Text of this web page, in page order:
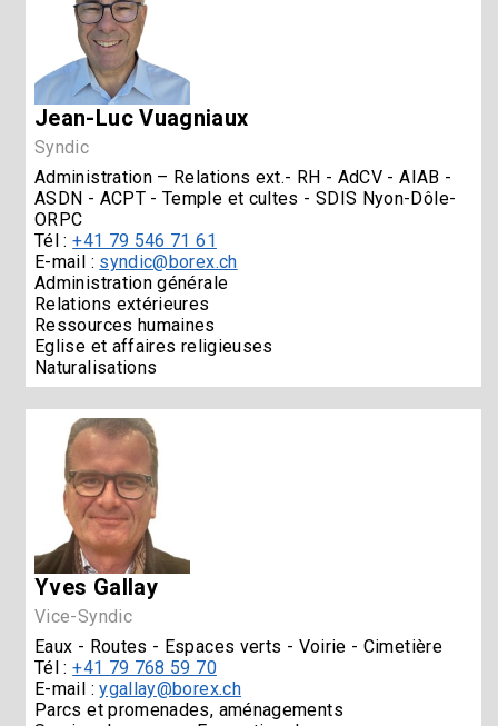
Jean-Luc Vuagniaux
Syndic
Administration – Relations ext.- RH - AdCV - AIAB -
ASDN - ACPT - Temple et cultes - SDIS Nyon-Dôle-
ORPC
Tél :+41 79 546 71 61
E-mail : syndic@borex.ch
Administration générale
Relations extérieures
Ressources humaines
Eglise et affaires religieuses
Naturalisations
Yves Gallay
Vice-Syndic
Eaux - Routes - Espaces verts - Voirie - Cimetière
Tél :+41 79 768 59 70
E-mail :ygallay@borex.ch
Parcs et promenades, aménagements